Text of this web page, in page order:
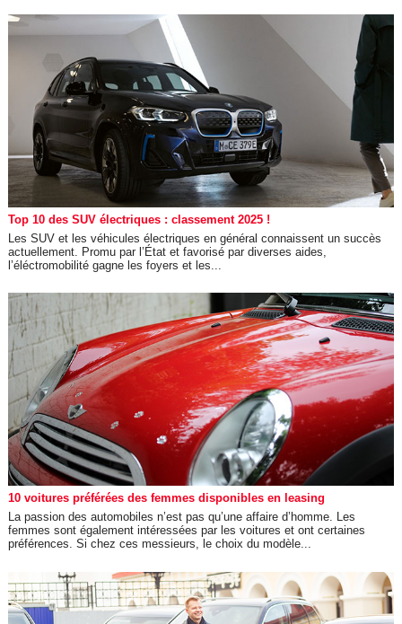
Top 10 des SUV électriques : classement 2025 !
Les SUV et les véhicules électriques en général connaissent un succès
actuellement. Promu par l’État et favorisé par diverses aides,
l’éléctromobilité gagne les foyers et les...
10 voitures préférées des femmes disponibles en leasing
La passion des automobiles n’est pas qu’une affaire d’homme. Les
femmes sont également intéressées par les voitures et ont certaines
préférences. Si chez ces messieurs, le choix du modèle...